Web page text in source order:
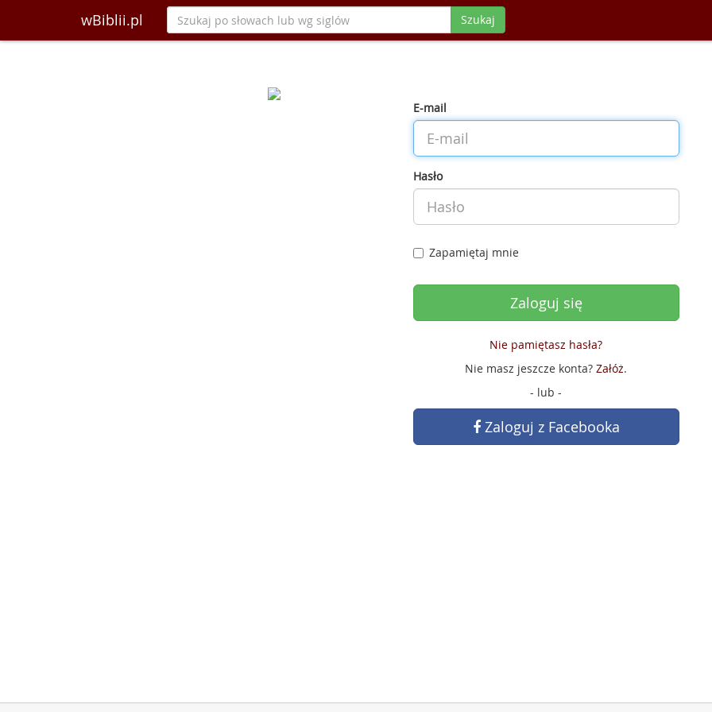
wBiblii.pl Szukaj
E-mail
Hasło
Zapamiętaj mnie
Nie pamiętasz hasła?
Nie masz jeszcze konta? Załóż.
- lub -
Zaloguj z Facebooka